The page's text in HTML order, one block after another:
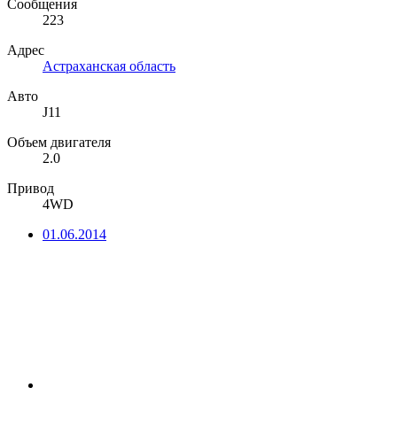
Сообщения
223
Адрес
Астраханская область
Авто
J11
Объем двигателя
2.0
Привод
4WD
01.06.2014